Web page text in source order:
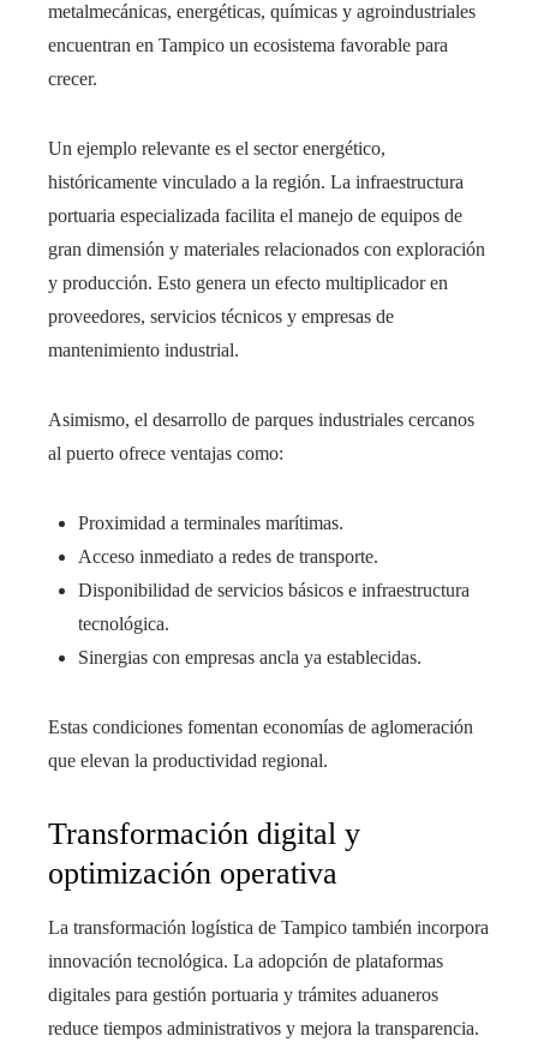
metalmecánicas, energéticas, químicas y agroindustriales
encuentran en Tampico un ecosistema favorable para
crecer.
Un ejemplo relevante es el sector energético,
históricamente vinculado a la región. La infraestructura
portuaria especializada facilita el manejo de equipos de
gran dimensión y materiales relacionados con exploración
y producción. Esto genera un efecto multiplicador en
proveedores, servicios técnicos y empresas de
mantenimiento industrial.
Asimismo, el desarrollo de parques industriales cercanos
al puerto ofrece ventajas como:
Proximidad a terminales marítimas.
Acceso inmediato a redes de transporte.
Disponibilidad de servicios básicos e infraestructura
tecnológica.
Sinergias con empresas ancla ya establecidas.
Estas condiciones fomentan economías de aglomeración
que elevan la productividad regional.
Transformación digital y
optimización operativa
La transformación logística de Tampico también incorpora
innovación tecnológica. La adopción de plataformas
digitales para gestión portuaria y trámites aduaneros
reduce tiempos administrativos y mejora la transparencia.